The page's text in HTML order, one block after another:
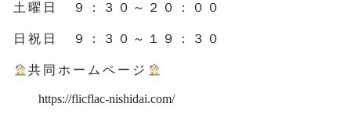
土曜日 ９：３０～２０：００
日祝日 ９：３０～１９：３０
共同ホームページ
https://flicflac-nishidai.com/